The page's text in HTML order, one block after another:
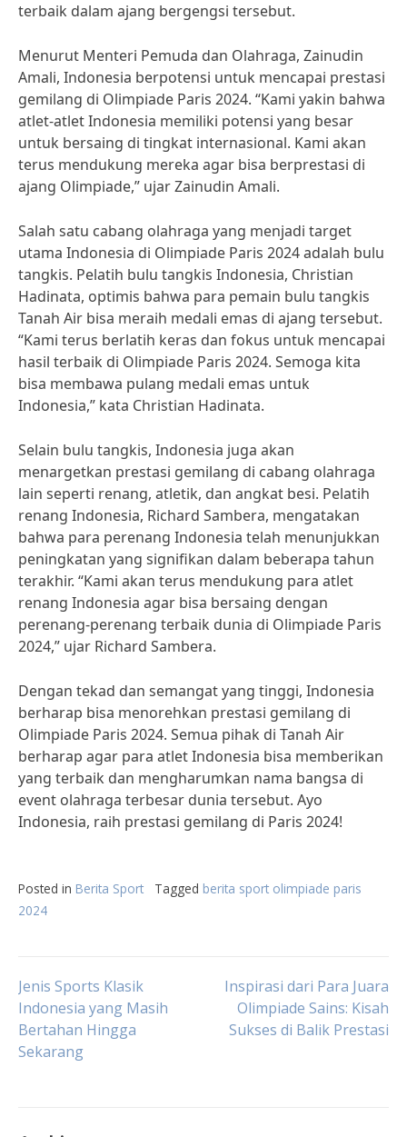
terbaik dalam ajang bergengsi tersebut.
Menurut Menteri Pemuda dan Olahraga, Zainudin
Amali, Indonesia berpotensi untuk mencapai prestasi
gemilang di Olimpiade Paris 2024. “Kami yakin bahwa
atlet-atlet Indonesia memiliki potensi yang besar
untuk bersaing di tingkat internasional. Kami akan
terus mendukung mereka agar bisa berprestasi di
ajang Olimpiade,” ujar Zainudin Amali.
Salah satu cabang olahraga yang menjadi target
utama Indonesia di Olimpiade Paris 2024 adalah bulu
tangkis. Pelatih bulu tangkis Indonesia, Christian
Hadinata, optimis bahwa para pemain bulu tangkis
Tanah Air bisa meraih medali emas di ajang tersebut.
“Kami terus berlatih keras dan fokus untuk mencapai
hasil terbaik di Olimpiade Paris 2024. Semoga kita
bisa membawa pulang medali emas untuk
Indonesia,” kata Christian Hadinata.
Selain bulu tangkis, Indonesia juga akan
menargetkan prestasi gemilang di cabang olahraga
lain seperti renang, atletik, dan angkat besi. Pelatih
renang Indonesia, Richard Sambera, mengatakan
bahwa para perenang Indonesia telah menunjukkan
peningkatan yang signifikan dalam beberapa tahun
terakhir. “Kami akan terus mendukung para atlet
renang Indonesia agar bisa bersaing dengan
perenang-perenang terbaik dunia di Olimpiade Paris
2024,” ujar Richard Sambera.
Dengan tekad dan semangat yang tinggi, Indonesia
berharap bisa menorehkan prestasi gemilang di
Olimpiade Paris 2024. Semua pihak di Tanah Air
berharap agar para atlet Indonesia bisa memberikan
yang terbaik dan mengharumkan nama bangsa di
event olahraga terbesar dunia tersebut. Ayo
Indonesia, raih prestasi gemilang di Paris 2024!
Posted in Berita Sport Tagged berita sport olimpiade paris
2024
Post
navigation
Jenis Sports Klasik
Indonesia yang Masih
Bertahan Hingga
Sekarang
Inspirasi dari Para Juara
Olimpiade Sains: Kisah
Sukses di Balik Prestasi